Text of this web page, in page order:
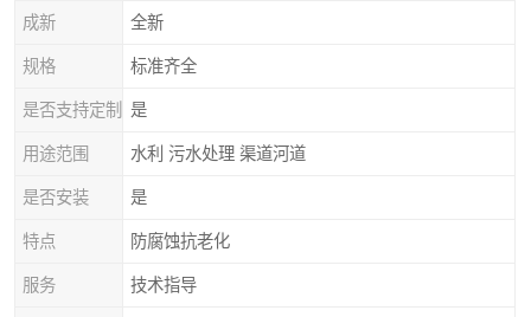
成新 全新
规格 标准齐全
是否支持定制 是
用途范围 水利 污水处理 渠道河道
是否安装 是
特点 防腐蚀抗老化
服务 技术指导